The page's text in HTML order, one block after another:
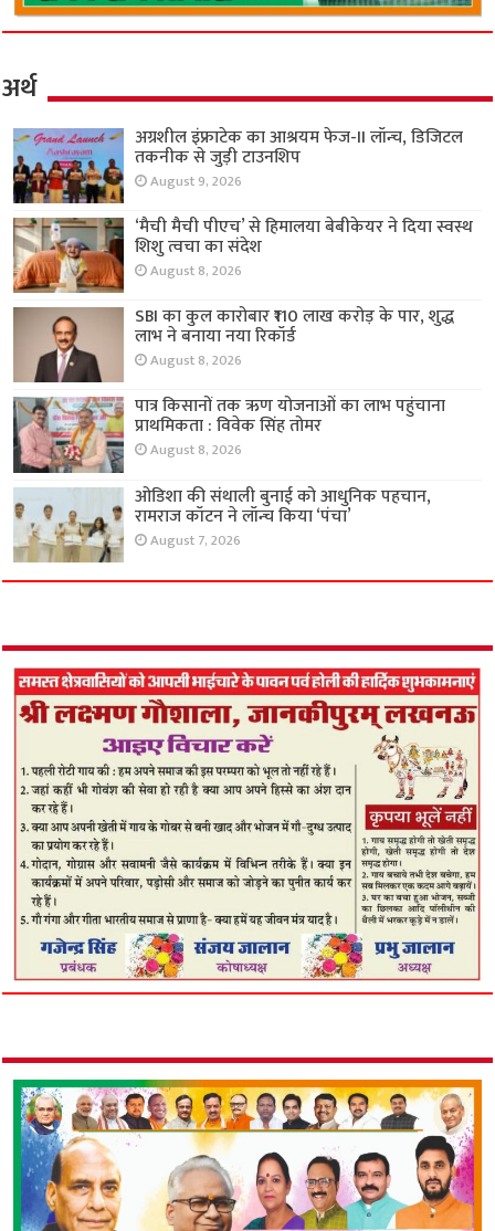
अर्थ
अग्रशील इंफ्राटेक का आश्रयम फेज-II लॉन्च, डिजिटल
तकनीक से जुड़ी टाउनशिप
August 9, 2026
‘मैची मैची पीएच’ से हिमालया बेबीकेयर ने दिया स्वस्थ
शिशु त्वचा का संदेश
August 8, 2026
SBI का कुल कारोबार ₹110 लाख करोड़ के पार, शुद्ध
लाभ ने बनाया नया रिकॉर्ड
August 8, 2026
पात्र किसानों तक ऋण योजनाओं का लाभ पहुंचाना
प्राथमिकता : विवेक सिंह तोमर
August 8, 2026
ओडिशा की संथाली बुनाई को आधुनिक पहचान,
रामराज कॉटन ने लॉन्च किया ‘पंचा’
August 7, 2026